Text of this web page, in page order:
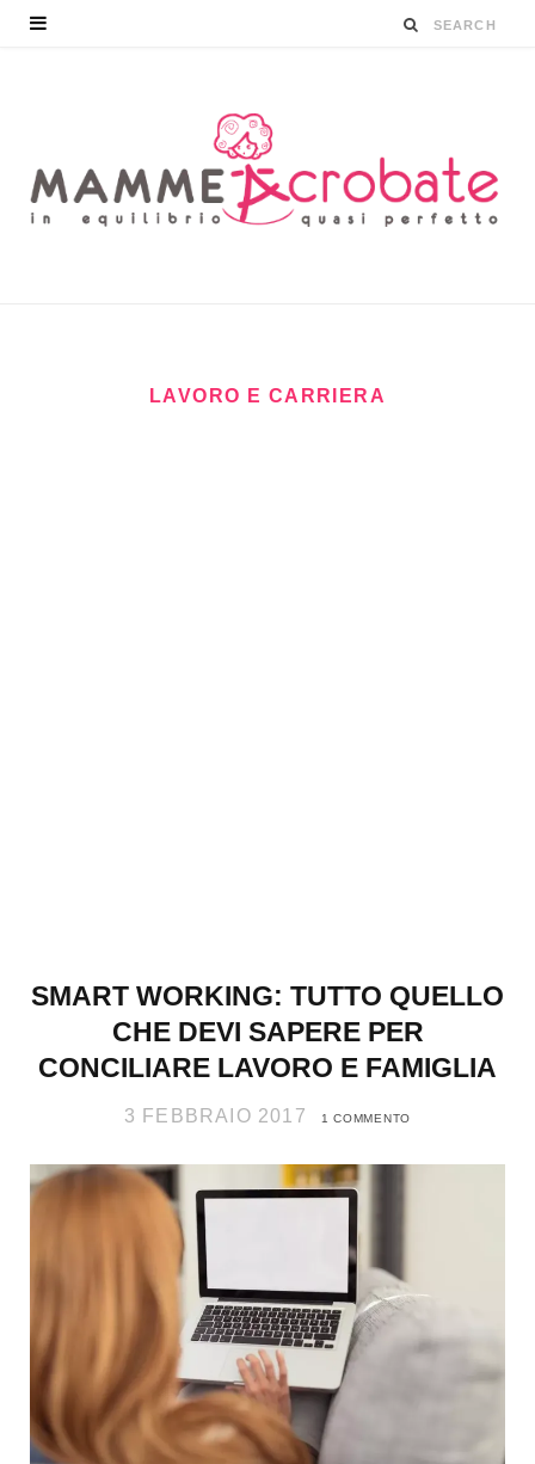
LAVORO E CARRIERA
SMART WORKING: TUTTO QUELLO
CHE DEVI SAPERE PER
CONCILIARE LAVORO E FAMIGLIA
3 FEBBRAIO 2017 1 COMMENTO